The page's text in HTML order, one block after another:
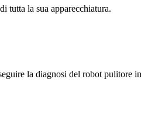
tutta la sua apparecchiatura.
la diagnosi del robot pulitore